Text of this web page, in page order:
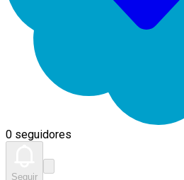
0 seguidores
Seguir